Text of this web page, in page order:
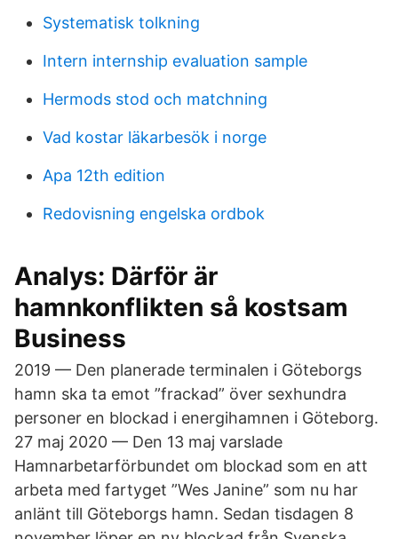
Systematisk tolkning
Intern internship evaluation sample
Hermods stod och matchning
Vad kostar läkarbesök i norge
Apa 12th edition
Redovisning engelska ordbok
Analys: Därför är
hamnkonflikten så kostsam
Business
2019 — Den planerade terminalen i Göteborgs
hamn ska ta emot ”frackad” över sexhundra
personer en blockad i energihamnen i Göteborg.
27 maj 2020 — Den 13 maj varslade
Hamnarbetarförbundet om blockad som en att
arbeta med fartyget ”Wes Janine” som nu har
anlänt till Göteborgs hamn. Sedan tisdagen 8